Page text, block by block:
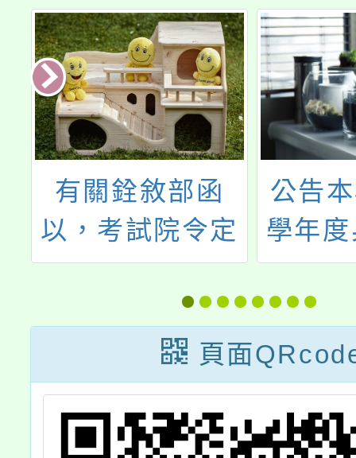
有關銓敘部函
以，考試院令定
民國111年12月
28日修正公布之
專門職業及技術
人員轉任公務人
員條例第8條及
公告
學年
特殊
案」
理人
6~8次
頁面